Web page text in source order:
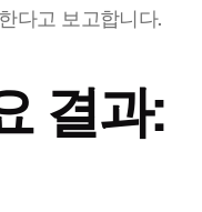
다고 보고합니다.
결과: